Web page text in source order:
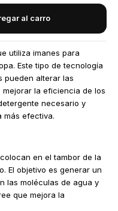
al carro
utiliza imanes para
Este tipo de tecnología
pueden alterar las
la eficiencia de los
necesario y
más efectiva.
en el tambor de la
El objetivo es generar un
las moléculas de agua y
que mejora la